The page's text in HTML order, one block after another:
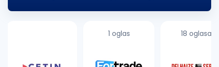
smene: I smena...
1 oglas 18 oglasa